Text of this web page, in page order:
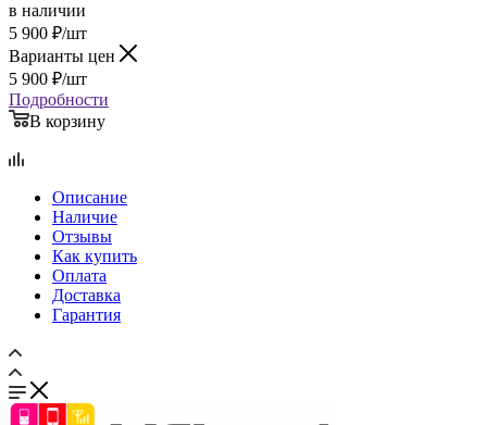
в наличии
5 900 ₽/шт
Варианты цен
5 900 ₽/шт
Подробности
В корзину
Описание
Наличие
Отзывы
Как купить
Оплата
Доставка
Гарантия